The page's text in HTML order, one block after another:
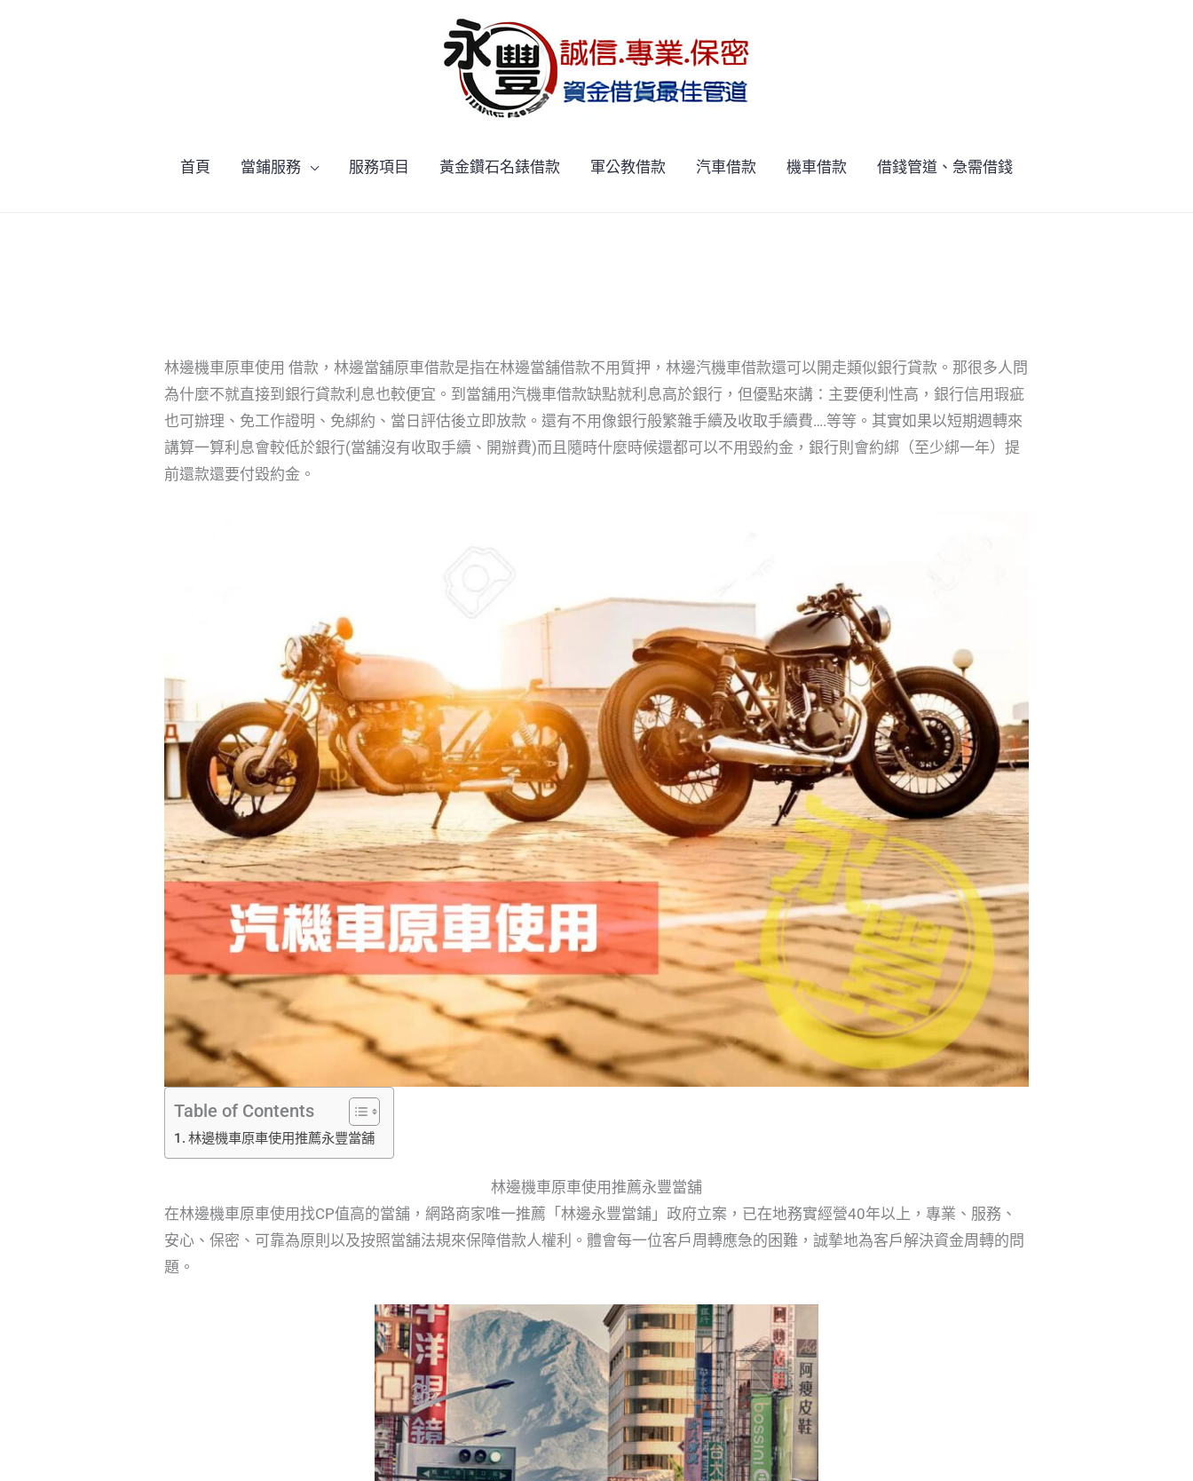
首頁
當鋪服務 服務項目 黃金鑽石名錶借款 軍公教借款 汽車借款 機車借款 借錢管道、急需借錢
林邊機車原車使用 借款，林邊當舖原車借款是指在林邊當舖借款不用質押，林邊汽機車借款還可以開走類似銀行貸款。那很多人問
為什麼不就直接到銀行貸款利息也較便宜。到當舖用汽機車借款缺點就利息高於銀行，但優點來講：主要便利性高，銀行信用瑕疵
也可辦理、免工作證明、免綁約、當日評估後立即放款。還有不用像銀行般繁雜手續及收取手續費….等等。其實如果以短期週轉來
講算一算利息會較低於銀行(當舖沒有收取手續、開辦費)而且隨時什麼時候還都可以不用毀約金，銀行則會約綁（至少綁一年）提
前還款還要付毀約金。
Table of Contents
林邊機車原車使用推薦永豐當舖
林邊機車原車使用推薦永豐當舖
在林邊機車原車使用找CP值高的當舖，網路商家唯一推薦「林邊永豐當鋪」政府立案，已在地務實經營40年以上，專業、服務、
安心、保密、可靠為原則以及按照當舖法規來保障借款人權利。體會每一位客戶周轉應急的困難，誠摯地為客戶解決資金周轉的問
題。